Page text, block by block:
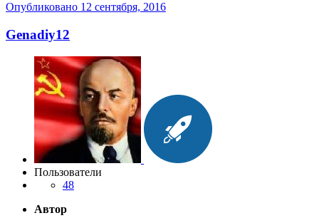
Опубликовано 12 сентября, 2016
Genadiy12
Пользователи
48
Автор